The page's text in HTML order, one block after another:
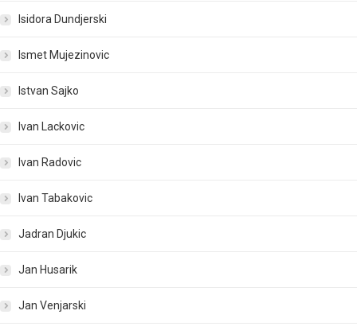
Isidora Dundjerski
Ismet Mujezinovic
Istvan Sajko
Ivan Lackovic
Ivan Radovic
Ivan Tabakovic
Jadran Djukic
Jan Husarik
Jan Venjarski